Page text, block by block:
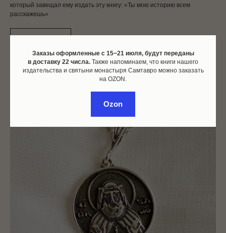
Заказы оформленные c 15−21 июля, будут переданы
в доставку 22 числа. Также напоминаем, что книги нашего
издательства и святыни монастыря Самтавро можно заказать
на OZON.
Ozon
который завещал ему издать эту книгу: «Ты мою историю всем
расскажешь»